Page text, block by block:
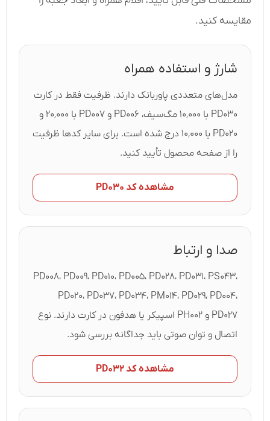
مقایسه کنید.
شارژ و استفاده همراه
مدل‌های متعددی پاوربانک دارند. ظرفیت فقط در کارت
PD۰۳۰ با ۱۰٬۰۰۰ مگ‌سیف، PD۰۰۶ و PD۰۰۷ با ۲۰٬۰۰۰ و
PD۰۲۰ با ۱۰٬۰۰۰ درج شده است. برای سایر کدها ظرفیت
را از صفحه محصول تأیید کنید.
مشاهده کد PD۰۳۰
صدا و ارتباط
PD۰۰۸، PD۰۰۹، PD۰۱۰، PD۰۰۵، PD۰۲۸، PD۰۳۱، PS۰۴۳،
PD۰۲۰، PD۰۳۷، PD۰۳۴، PM۰۱۴، PD۰۲۹، PD۰۰۴،
PD۰۲۷ و PH۰۰۲ اسپیکر یا هدفون در کارت دارند. نوع
اتصال و توان صوتی باید جداگانه بررسی شود.
مشاهده کد PD۰۳۲